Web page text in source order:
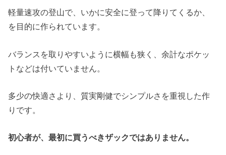
軽量速攻の登山で、いかに安全に登って降りてくるか、
を目的に作られています。
バランスを取りやすいように横幅も狭く、余計なポケッ
トなどは付いていません。
多少の快適さより、質実剛健でシンプルさを重視した作
りです。
初心者が、最初に買うべきザックではありません。